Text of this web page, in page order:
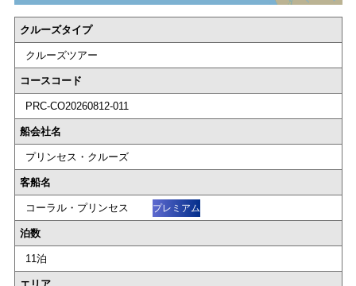
クルーズタイプ
クルーズツアー
コースコード
PRC-CO20260812-011
船会社名
プリンセス・クルーズ
客船名
コーラル・プリンセス プレミアム
泊数
11泊
エリア